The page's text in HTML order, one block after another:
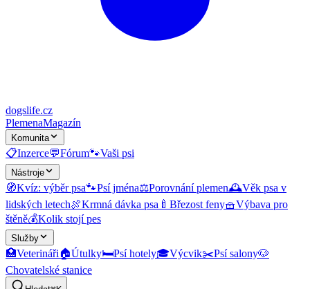
dogslife.cz
PlemenaMagazín
Komunita
📋Inzerce💬Fórum🐾Vaši psi
Nástroje
🧭Kvíz: výběr psa🐾Psí jména⚖️Porovnání plemen🕰️Věk psa v
lidských letech🍖Krmná dávka psa 🍼 Březost feny🧺Výbava pro
štěně💰Kolik stojí pes
Služby
🏥Veterináři🏠Útulky🛏️Psí hotely🎓Výcvik✂️Psí salony🐶
Chovatelské stanice